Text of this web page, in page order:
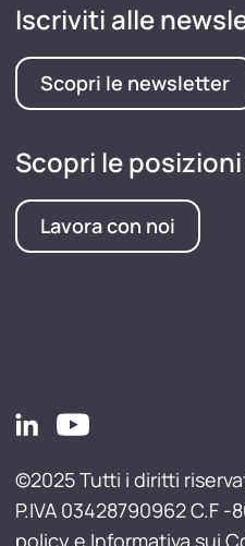
Iscriviti alle
Scopri le newsletter
Scopri le
Lavora con noi
©2025 Tutti i diritti
P.IVA 03428790962 C.F -